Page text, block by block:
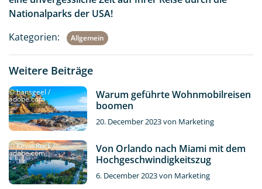
Nationalparks der USA!
Kategorien:
Allgemein
Weitere Beiträge
© hansgeel /
adobe.com
Warum geführte Wohnmobilreisen
boomen
20. December 2023von Marketing
© Kevin Ruck /
adobe.com
Von Orlando nach Miami mit dem
Hochgeschwindigkeitszug
6. December 2023von Marketing